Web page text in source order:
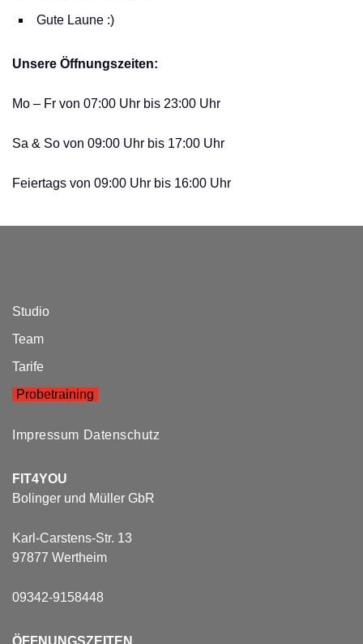
Gute Laune :)
Unsere Öffnungszeiten:
Mo – Fr von 07:00 Uhr bis 23:00 Uhr
Sa & So von 09:00 Uhr bis 17:00 Uhr
Feiertags von 09:00 Uhr bis 16:00 Uhr
Studio
Team
Tarife
Probetraining
Impressum Datenschutz
FIT4YOU
Bolinger und Müller GbR
Karl-Carstens-Str. 13
97877 Wertheim
09342-9158448
ÖFFNUNGSZEITEN